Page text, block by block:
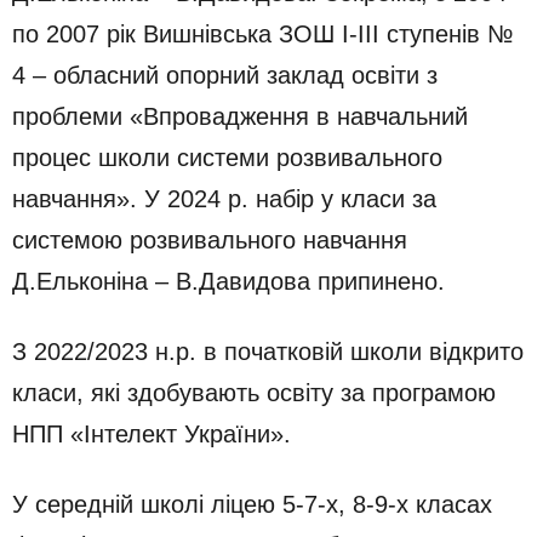
по 2007 рік Вишнівська ЗОШ І-ІІІ ступенів №
4 – обласний опорний заклад освіти з
проблеми «Впровадження в навчальний
процес школи системи розвивального
навчання». У 2024 р. набір у класи за
системою розвивального навчання
Д.Ельконіна – В.Давидова припинено.
З 2022/2023 н.р. в початковій школи відкрито
класи, які здобувають освіту за програмою
НПП «Інтелект України».
У середній школі ліцею 5-7-х, 8-9-х класах